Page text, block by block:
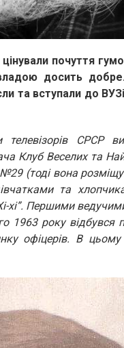
почуття
досить
та вступали до
СРСР
Клуб Веселих та
(тоді вона
та
хі”. Першими
1963 року
офіцерів. В